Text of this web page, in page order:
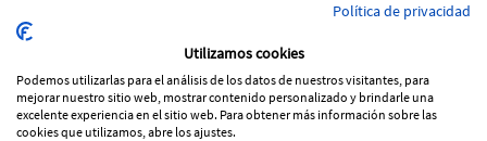
Política de privacidad
Utilizamos cookies
Podemos utilizarlas para el análisis de los datos de nuestros visitantes, para
mejorar nuestro sitio web, mostrar contenido personalizado y brindarle una
excelente experiencia en el sitio web. Para obtener más información sobre las
cookies que utilizamos, abre los ajustes.